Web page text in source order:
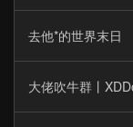
去他*的世界末日
大佬吹牛群丨